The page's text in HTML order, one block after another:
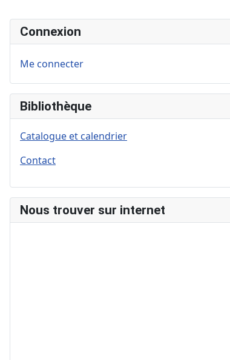
Connexion
Me connecter
Bibliothèque
Catalogue et calendrier
Contact
Nous trouver sur internet